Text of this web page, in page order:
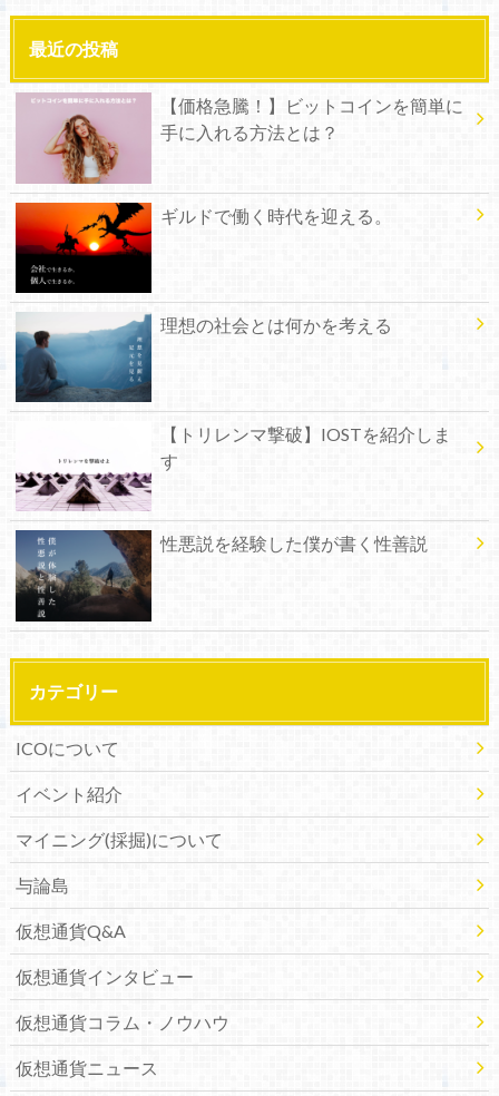
最近の投稿
【価格急騰！】ビットコインを簡単に
手に入れる方法とは？
ギルドで働く時代を迎える。
理想の社会とは何かを考える
【トリレンマ撃破】IOSTを紹介しま
す
性悪説を経験した僕が書く性善説
カテゴリー
ICOについて
イベント紹介
マイニング(採掘)について
与論島
仮想通貨Q&A
仮想通貨インタビュー
仮想通貨コラム・ノウハウ
仮想通貨ニュース